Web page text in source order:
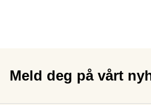
Meld deg på vårt